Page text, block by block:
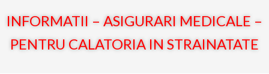
INFORMATII – ASIGURARI MEDICALE –
PENTRU CALATORIA IN STRAINATATE